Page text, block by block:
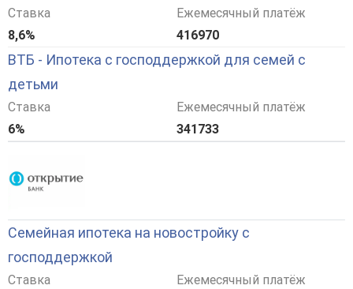
Ставка
8,6%
Ежемесячный платёж
416970
ВТБ - Ипотека с господдержкой для семей с
детьми
Ставка
6%
Ежемесячный платёж
341733
Семейная ипотека на новостройку с
господдержкой
Ставка
Ежемесячный платёж